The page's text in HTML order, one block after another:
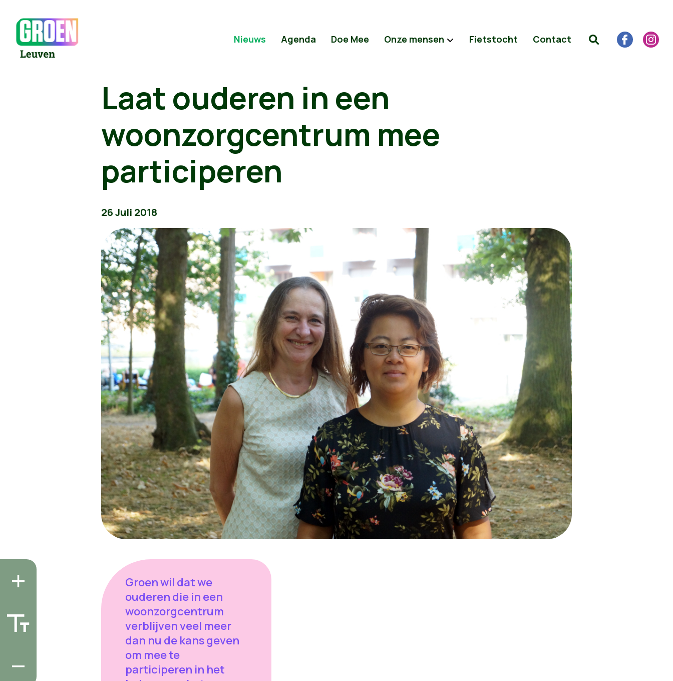
Nieuws Agenda Doe Mee Onze mensen Fietstocht Contact
Laat ouderen in een
woonzorgcentrum mee
participeren
26 Juli 2018
Groen wil dat we
ouderen die in een
woonzorgcentrum
verblijven veel meer
dan nu de kans geven
om mee te
participeren in het